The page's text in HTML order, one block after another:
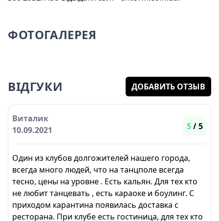
ФОТОГАЛЕРЕЯ
ВІДГУКИ ДОБАВИТЬ ОТЗЫВ
Виталик
10.09.2021
5/ 5
Один из клубов долгожителей нашего города,
всегда много людей, что на танцполе всегда
тесно, цены на уровне . Есть кальян. Для тех кто
не любит танцевать , есть караоке и боулинг. С
приходом карантина появилась доставка с
ресторана. При клубе есть гостиница, для тех кто